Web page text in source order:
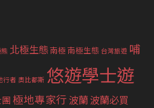
北極生態南極 南極生態 台灣旅遊 哺
行者 奧比都斯 悠遊學士遊
極地專家行 波蘭波蘭必買